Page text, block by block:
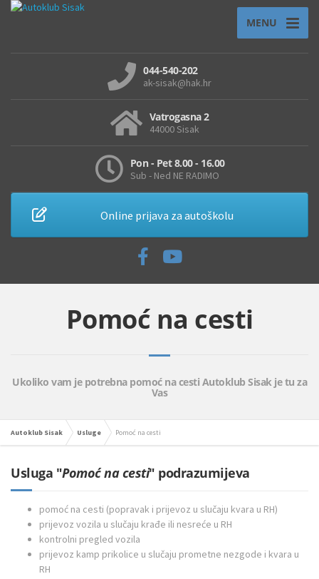
MENU
044-540-202
ak-sisak@hak.hr
Vatrogasna 2
44000 Sisak
Pon - Pet 8.00 - 16.00
Sub - Ned NE RADIMO
Online prijava za autoškolu
Pomoć na cesti
Ukoliko vam je potrebna pomoć na cesti Autoklub Sisak je tu za
Vas
Autoklub Sisak Usluge Pomoć na cesti
Usluga "Pomoć na cesti" podrazumijeva
pomoć na cesti (popravak i prijevoz u slučaju kvara u RH)
prijevoz vozila u slučaju krađe ili nesreće u RH
kontrolni pregled vozila
prijevoz kamp prikolice u slučaju prometne nezgode i kvara u
RH